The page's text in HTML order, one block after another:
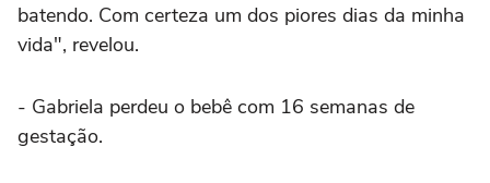
batendo. Com certeza um dos piores dias da minha
vida", revelou.
- Gabriela perdeu o bebê com 16 semanas de
gestação.